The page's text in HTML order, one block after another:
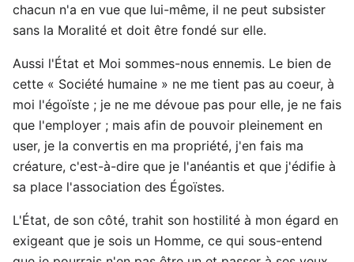
chacun n'a en vue que lui-même, il ne peut subsister
sans la Moralité et doit être fondé sur elle.
Aussi l'État et Moi sommes-nous ennemis. Le bien de
cette « Société humaine » ne me tient pas au coeur, à
moi l'égoïste ; je ne me dévoue pas pour elle, je ne fais
que l'employer ; mais afin de pouvoir pleinement en
user, je la convertis en ma propriété, j'en fais ma
créature, c'est-à-dire que je l'anéantis et que j'édifie à
sa place l'association des Égoïstes.
L'État, de son côté, trahit son hostilité à mon égard en
exigeant que je sois un Homme, ce qui sous-entend